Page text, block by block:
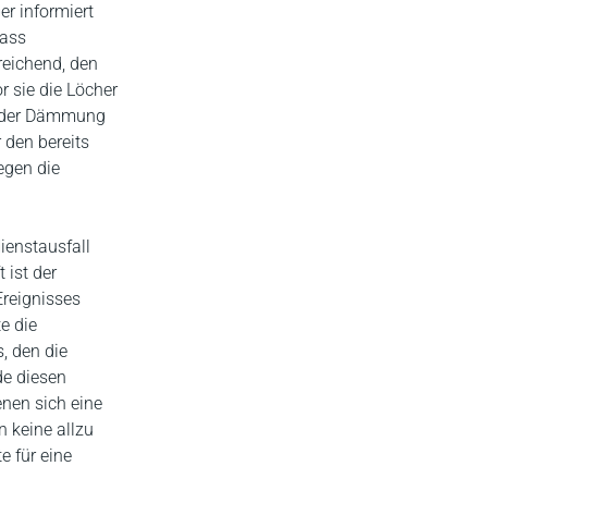
informiert
den
sie die Löcher
Dämmung
bereits
die
ist der
die
den die
diesen
sich eine
keine allzu
für eine